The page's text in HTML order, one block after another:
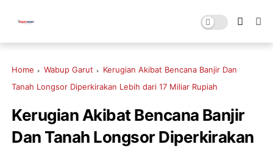
Home Wabup Garut
Kerugian Akibat Bencana Banjir Dan
Tanah Longsor Diperkirakan Lebih dari 17 Miliar Rupiah
Kerugian Akibat Bencana Banjir
Dan Tanah Longsor Diperkirakan